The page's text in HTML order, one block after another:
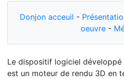
Donjon acceuil -
oeuvre-
Le dispositif logiciel
est un moteur de rendu 3D en